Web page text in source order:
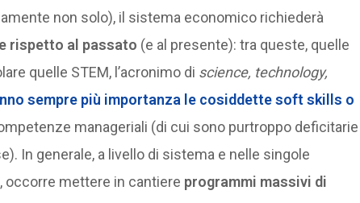
non solo), il sistema economico richiederà
rispetto al passato (e al presente): tra queste, quelle
quelle STEM, l’acronimo di science, technology,
sempre più importanza le cosiddette soft skills o
manageriali (di cui sono purtroppo deficitarie
In generale, a livello di sistema e nelle singole
occorre mettere in cantiere programmi massivi di